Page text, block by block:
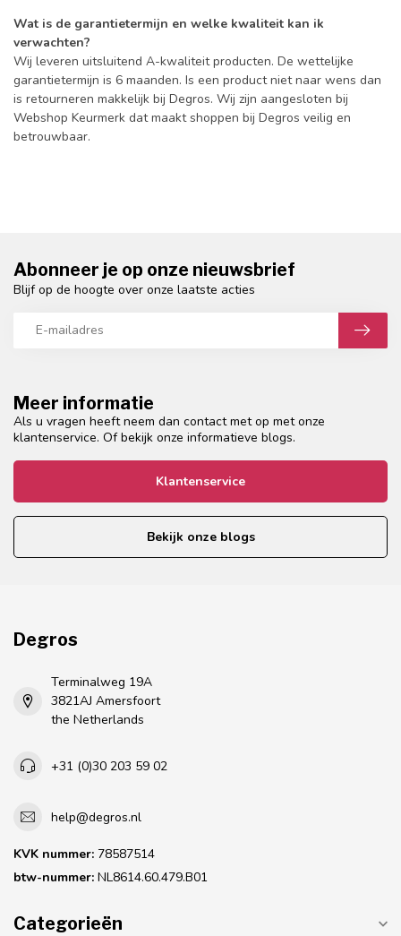
Wat is de garantietermijn en welke kwaliteit kan ik
verwachten?
Wij leveren uitsluitend A-kwaliteit producten. De wettelijke
garantietermijn is 6 maanden. Is een product niet naar wens dan
is retourneren makkelijk bij Degros. Wij zijn aangesloten bij
Webshop Keurmerk dat maakt shoppen bij Degros veilig en
betrouwbaar.
Meer informatie
Als u vragen heeft neem dan contact met op met onze
klantenservice. Of bekijk onze informatieve blogs.
Klantenservice
Bekijk onze blogs
Abonneer je op onze nieuwsbrief
Blijf op de hoogte over onze laatste acties
Degros
Terminalweg 19A
3821AJ Amersfoort
the Netherlands
+31 (0)30 203 59 02
help@degros.nl
KVK nummer: 78587514
btw-nummer: NL8614.60.479.B01
Categorieën